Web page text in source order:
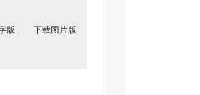
版 下载图片版